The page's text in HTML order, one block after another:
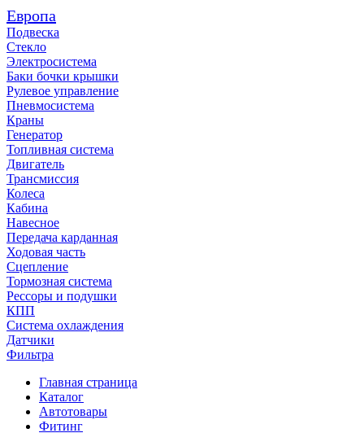
Европа
Подвеска
Стекло
Электросистема
Баки бочки крышки
Рулевое управление
Пневмосистема
Краны
Генератор
Топливная система
Двигатель
Трансмиссия
Колеса
Кабина
Навесное
Передача карданная
Ходовая часть
Сцепление
Тормозная система
Рессоры и подушки
КПП
Система охлаждения
Датчики
Фильтра
Главная страница
Каталог
Автотовары
Фитинг